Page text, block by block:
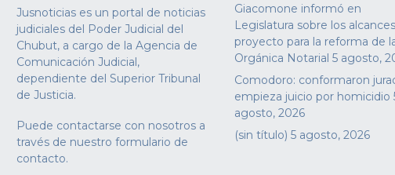
Jusnoticias es un portal de noticias
judiciales del Poder Judicial del
Chubut, a cargo de la Agencia de
Comunicación Judicial,
dependiente del Superior Tribunal
de Justicia.
Puede contactarse con nosotros a
través de nuestro formulario de
contacto.
Giacomone informó en
Legislatura sobre los
proyecto para la reforma de
Orgánica Notarial 5 agosto,
Comodoro: conformaron
empieza juicio por homicidio
agosto, 2026
(sin título) 5 agosto, 2026